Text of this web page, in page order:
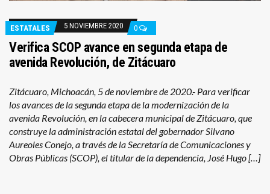
ESTATALES 5 NOVIEMBRE 2020 0
Verifica SCOP avance en segunda etapa de
avenida Revolución, de Zitácuaro
Zitácuaro, Michoacán, 5 de noviembre de 2020.- Para verificar
los avances de la segunda etapa de la modernización de la
avenida Revolución, en la cabecera municipal de Zitácuaro, que
construye la administración estatal del gobernador Silvano
Aureoles Conejo, a través de la Secretaría de Comunicaciones y
Obras Públicas (SCOP), el titular de la dependencia, José Hugo […]